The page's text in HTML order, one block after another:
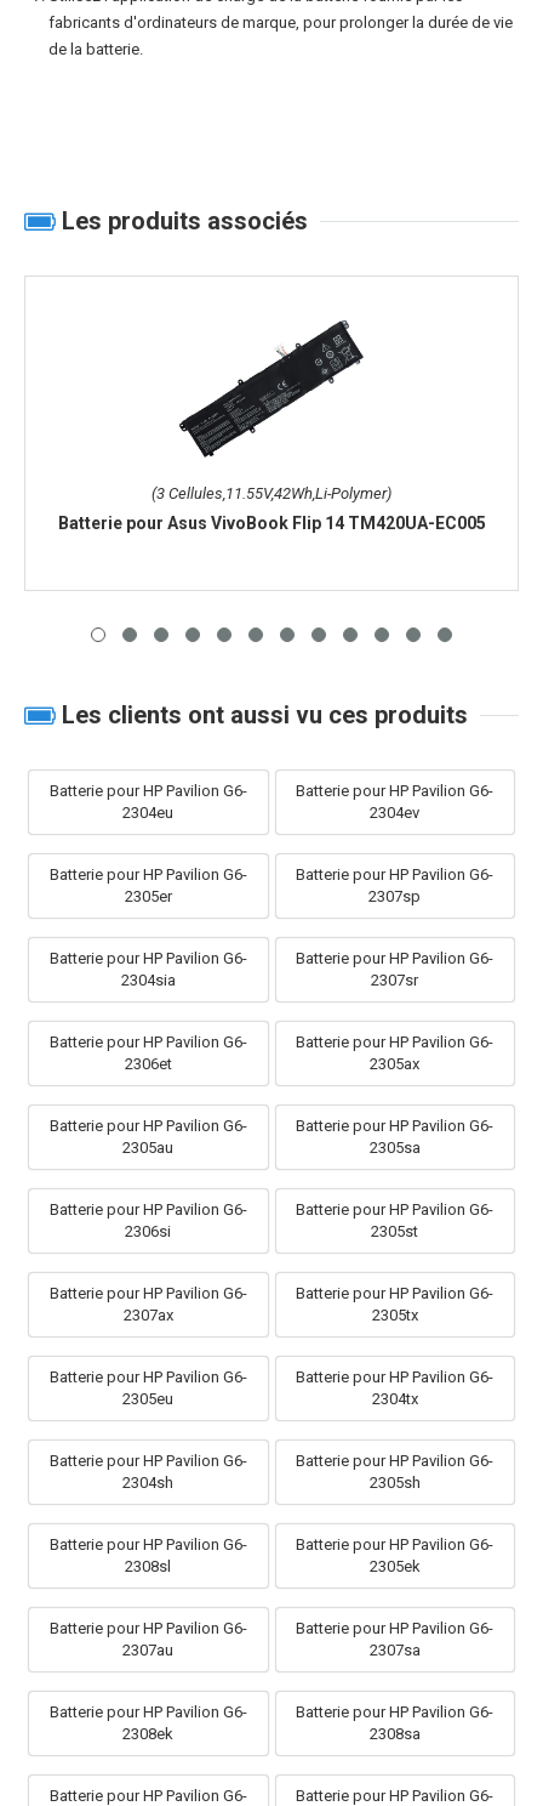
fabricants d'ordinateurs de marque, pour prolonger la durée de vie
de la batterie.
Les produits associés
(3 Cellules,11.55V,42Wh,Li-Polymer)
Batterie pour Asus VivoBook Flip 14 TM420UA-EC005
Les clients ont aussi vu ces produits
Batterie pour HP Pavilion G6-
2304eu
Batterie pour HP Pavilion G6-
2304ev
Batterie pour HP Pavilion G6-
2305er
Batterie pour HP Pavilion G6-
2307sp
Batterie pour HP Pavilion G6-
2304sia
Batterie pour HP Pavilion G6-
2307sr
Batterie pour HP Pavilion G6-
2306et
Batterie pour HP Pavilion G6-
2305ax
Batterie pour HP Pavilion G6-
2305au
Batterie pour HP Pavilion G6-
2305sa
Batterie pour HP Pavilion G6-
2306si
Batterie pour HP Pavilion G6-
2305st
Batterie pour HP Pavilion G6-
2307ax
Batterie pour HP Pavilion G6-
2305tx
Batterie pour HP Pavilion G6-
2305eu
Batterie pour HP Pavilion G6-
2304tx
Batterie pour HP Pavilion G6-
2304sh
Batterie pour HP Pavilion G6-
2305sh
Batterie pour HP Pavilion G6-
2308sl
Batterie pour HP Pavilion G6-
2305ek
Batterie pour HP Pavilion G6-
2307au
Batterie pour HP Pavilion G6-
2307sa
Batterie pour HP Pavilion G6-
2308ek
Batterie pour HP Pavilion G6-
2308sa
Batterie pour HP Pavilion G6-
Batterie pour HP Pavilion G6-